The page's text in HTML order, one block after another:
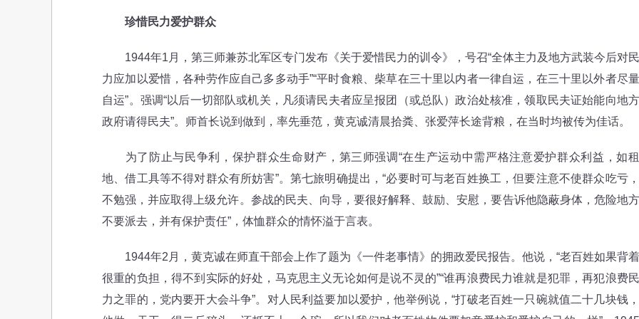
珍惜民力爱护群众
1944年1月，第三师兼苏北军区专门发布《关于爱惜民力的训令》，号召“全体主力及地方武装今后对民
力应加以爱惜，各种劳作应自己多多动手”“平时食粮、柴草在三十里以内者一律自运，在三十里以外者尽量
自运”。强调“以后一切部队或机关，凡须请民夫者应呈报团（或总队）政治处核准，领取民夫证始能向地方
政府请得民夫”。师首长说到做到，率先垂范，黄克诚清晨拾粪、张爱萍长途背粮，在当时均被传为佳话。
为了防止与民争利，保护群众生命财产，第三师强调“在生产运动中需严格注意爱护群众利益，如租
地、借工具等不得对群众有所妨害”。第七旅明确提出，“必要时可与老百姓换工，但要注意不使群众吃亏，
不勉强，并应取得上级允许。参战的民夫、向导，要很好解释、鼓励、安慰，要告诉他隐蔽身体，危险地方
不要派去，并有保护责任”，体恤群众的情怀溢于言表。
1944年2月，黄克诚在师直干部会上作了题为《一件老事情》的拥政爱民报告。他说，“老百姓如果背着
很重的负担，得不到实际的好处，马克思主义无论如何是说不灵的”“谁再浪费民力谁就是犯罪，再犯浪费民
力之罪的，党内要开大会斗争”。对人民利益要加以爱护，他举例说，“打破老百姓一只碗就值二十几块钱，